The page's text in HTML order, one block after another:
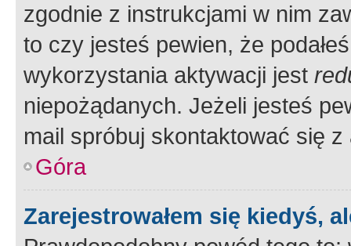
zgodnie z instrukcjami w nim
to czy jesteś pewien, że
wykorzystania aktywacji jest
niepożądanych. Jeżeli jesteś
mail spróbuj skontaktować się
Góra
Zarejestrowałem się kiedyś,